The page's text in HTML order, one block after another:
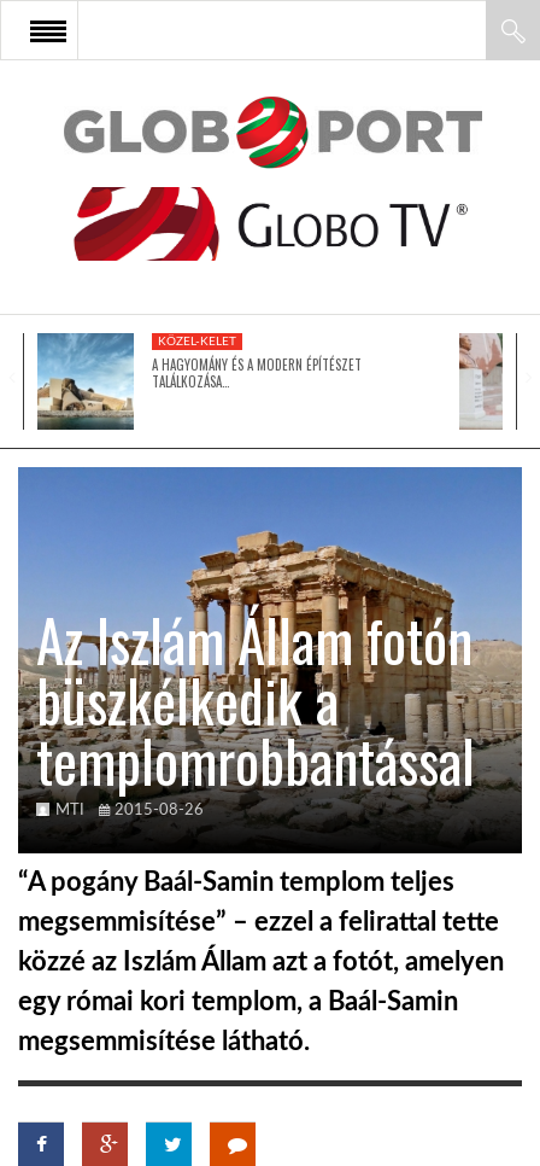
FŐOLDAL
AFRIKA
ÁZSIA
AUSZTRÁLIA
A VILÁG ITTHON
MÉDIA
HÍR3D
TROPICALMAGAZIN
KÖZEL-KELET
A HAGYOMÁNY ÉS A MODERN ÉPÍTÉSZET
TALÁLKOZÁSA…
Az Iszlám Állam fotón
büszkélkedik a
templomrobbantással
MTI 2015-08-26
“A pogány Baál-Samin templom teljes
megsemmisítése” – ezzel a felirattal tette
közzé az Iszlám Állam azt a fotót, amelyen
egy római kori templom, a Baál-Samin
megsemmisítése látható.